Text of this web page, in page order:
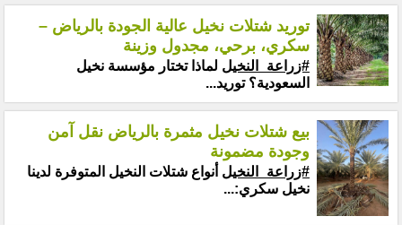
توريد شتلات نخيل عالية الجودة بالرياض –
سكري، برحي، مجدول وزينة
#زراعة_النخيل لماذا تختار مؤسسة نخيل
السعودية؟ توريد...
بيع شتلات نخيل مثمرة بالرياض نقل آمن
وجودة مضمونة
#زراعة_النخيل أنواع شتلات النخيل المتوفرة لدينا
نخيل سكري:...